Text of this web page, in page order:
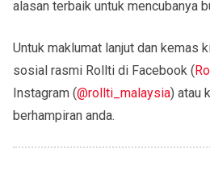
alasan terbaik untuk mencubanya
Untuk maklumat lanjut dan kemas
sosial rasmi Rollti di Facebook (
Instagram (@rollti_malaysia) atau
berhampiran anda.